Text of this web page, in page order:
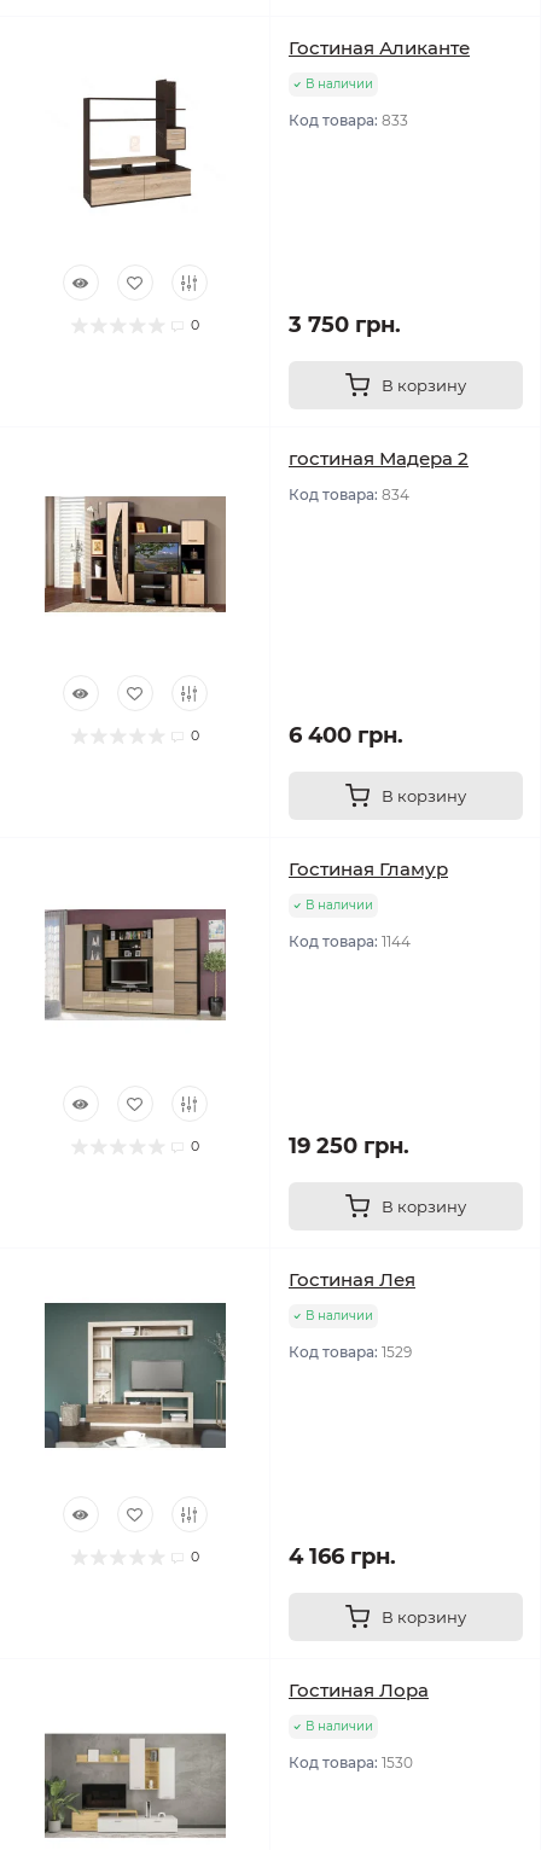
0
Гостиная Аликанте
В наличии
Код товара: 833
3 750 грн.
В корзину
0
гостиная Мадера 2
Код товара: 834
6 400 грн.
В корзину
0
Гостиная Гламур
В наличии
Код товара: 1144
19 250 грн.
В корзину
0
Гостиная Лея
В наличии
Код товара: 1529
4 166 грн.
В корзину
Гостиная Лора
В наличии
Код товара: 1530